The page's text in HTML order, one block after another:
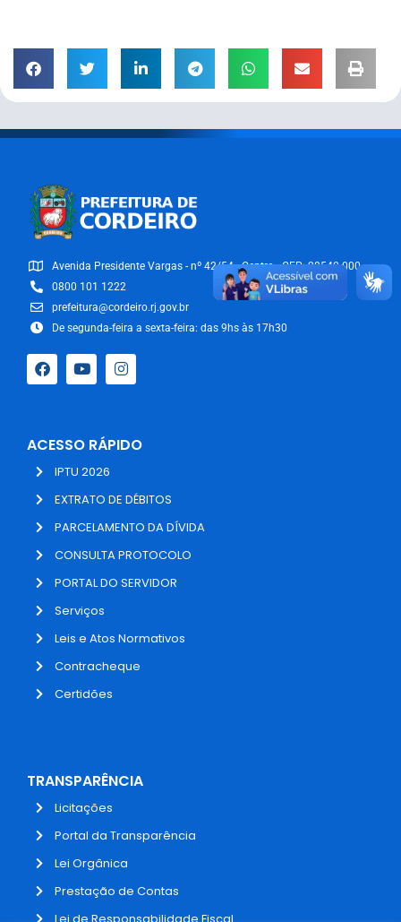
Avenida Presidente Vargas - nº 42/54 - Centro - CEP: 28540-000
0800 101 1222
prefeitura@cordeiro.rj.gov.br
De segunda-feira a sexta-feira: das 9hs às 17h30
ACESSO RÁPIDO
IPTU 2026
EXTRATO DE DÉBITOS
PARCELAMENTO DA DÍVIDA
CONSULTA PROTOCOLO
PORTAL DO SERVIDOR
Serviços
Leis e Atos Normativos
Contracheque
Certidões
TRANSPARÊNCIA
Licitações
Portal da Transparência
Lei Orgânica
Prestação de Contas
Lei de Responsabilidade Fiscal